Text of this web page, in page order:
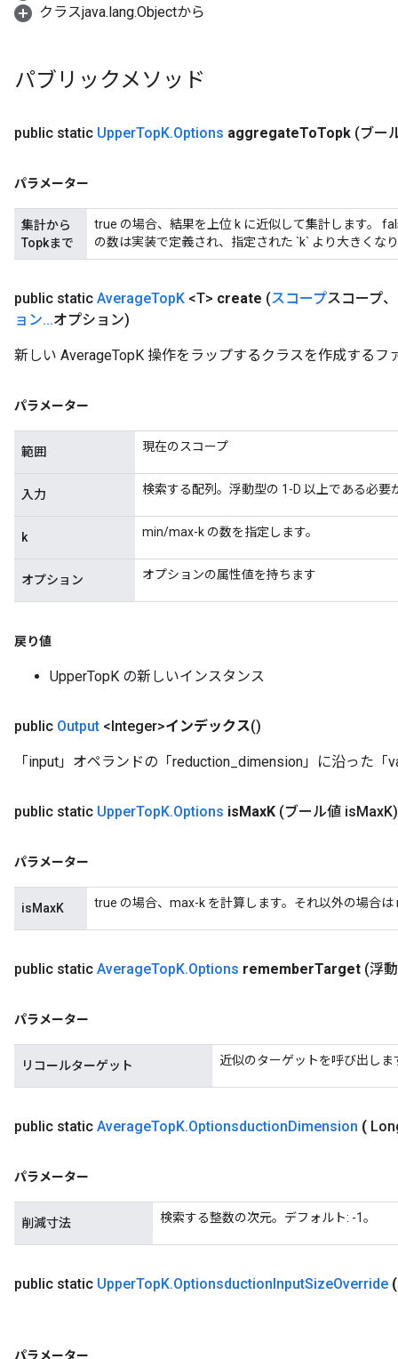
クラスjava.lang.Objectから
パブリックメソッド
public static UpperTopK.Options aggregateToTopk (ブー
パラメーター
集計から
Topkまで
true の場合、結果を上位 k に近似して集計します。
の数は実装で定義され、指定された `k` より大きくな
public static AverageTopK <T> create (スコープスコープ、
ョン...オプション)
新しい AverageTopK 操作をラップするクラスを作成するフ
パラメーター
範囲 現在のスコープ
入力 検索する配列。浮動型の 1-D 以上である必要
k min/max-k の数を指定します。
オプション オプションの属性値を持ちます
戻り値
UpperTopK の新しいインスタンス
public Output <Integer>インデックス()
「input」オペランドの「reduction_dimension」に沿った「
public static UpperTopK.Options isMaxK (ブール値 isMaxK)
パラメーター
isMaxK true の場合、max-k を計算します。それ以外の場合は
public static AverageTopK.Options rememberTarget (浮
パラメーター
リコールターゲット 近似のターゲットを呼び出しま
public static AverageTopK.OptionsductionDimension (
パラメーター
削減寸法 検索する整数の次元。デフォルト: -1。
public static UpperTopK.OptionsductionInputSizeOverride (
パラメーター